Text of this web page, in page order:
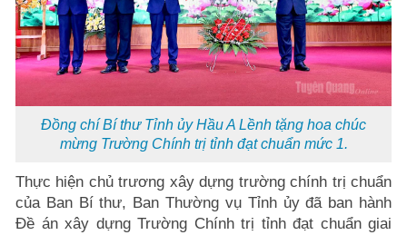
Đồng chí Bí thư Tỉnh ủy Hầu A Lềnh tặng hoa chúc
mừng Trường Chính trị tỉnh đạt chuẩn mức 1.
Thực hiện chủ trương xây dựng trường chính trị chuẩn
của Ban Bí thư, Ban Thường vụ Tỉnh ủy đã ban hành
Đề án xây dựng Trường Chính trị tỉnh đạt chuẩn giai